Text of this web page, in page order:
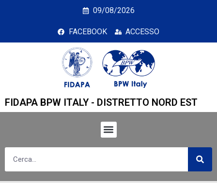
Sezione Verona
09/08/2026
FACEBOOK ACCESSO
FIDAPA BPW ITALY - DISTRETTO NORD EST